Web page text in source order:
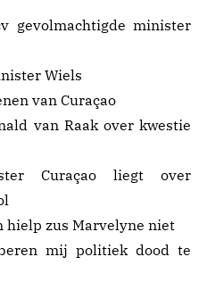
gevolmachtigde minister
Wiels
van Curaçao
van Raak over kwestie
Curaçao liegt over
hielp zus Marvelyne niet
mij politiek dood te